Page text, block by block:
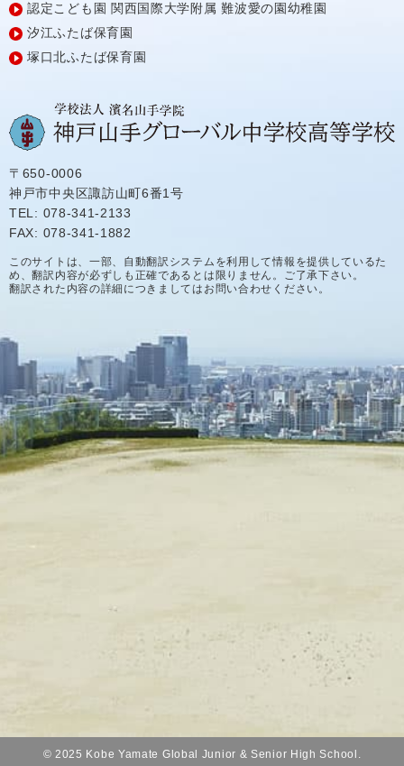
認定こども園 関西国際大学附属 難波愛の園幼稚園
汐江ふたば保育園
塚口北ふたば保育園
〒650-0006
神戸市中央区諏訪山町6番1号
TEL: 078-341-2133
FAX: 078-341-1882
このサイトは、一部、自動翻訳システムを利用して情報を提供しているた
め、翻訳内容が必ずしも正確であるとは限りません。ご了承下さい。
翻訳された内容の詳細につきましてはお問い合わせください。
© 2025 Kobe Yamate Global Junior & Senior High School.